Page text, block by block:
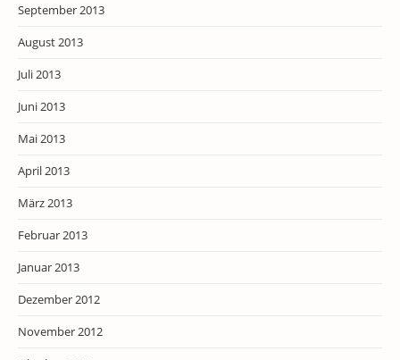
September 2013
August 2013
Juli 2013
Juni 2013
Mai 2013
April 2013
März 2013
Februar 2013
Januar 2013
Dezember 2012
November 2012